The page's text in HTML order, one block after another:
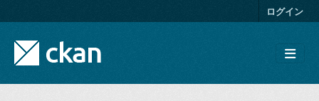
ログイン